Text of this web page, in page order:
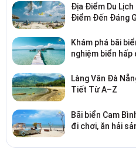
Địa Điểm Du Lịch
Điểm Đến Đáng
Khám phá bãi
nghiệm biển hấp
Làng Vân Đà
Tiết Từ A–Z
Bãi biển Cam
đi chơi, ăn hải